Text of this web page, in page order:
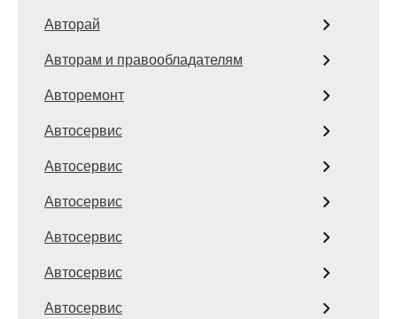
Авторай
Авторам и правообладателям
Авторемонт
Автосервис
Автосервис
Автосервис
Автосервис
Автосервис
Автосервис